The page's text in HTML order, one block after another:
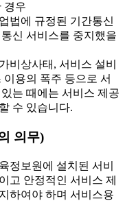
경우
법에 규정된 기간통신
신 서비스를 중지했을
비상사태, 서비스 설비
용의 폭주 등으로 서
는 때에는 서비스 제공
수 있습니다.
의무)
정보원에 설치된 서비
고 안정적인 서비스 제
하여야 하며 서비스용